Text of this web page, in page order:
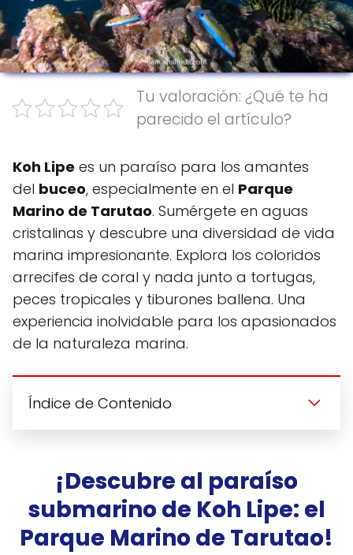
Tu valoración: ¿Qué te ha
parecido el artículo?
Koh Lipe es un paraíso para los amantes
del buceo, especialmente en el Parque
Marino de Tarutao. Sumérgete en aguas
cristalinas y descubre una diversidad de vida
marina impresionante. Explora los coloridos
arrecifes de coral y nada junto a tortugas,
peces tropicales y tiburones ballena. Una
experiencia inolvidable para los apasionados
de la naturaleza marina.
Índice de Contenido
¡Descubre al paraíso
submarino de Koh Lipe: el
Parque Marino de Tarutao!